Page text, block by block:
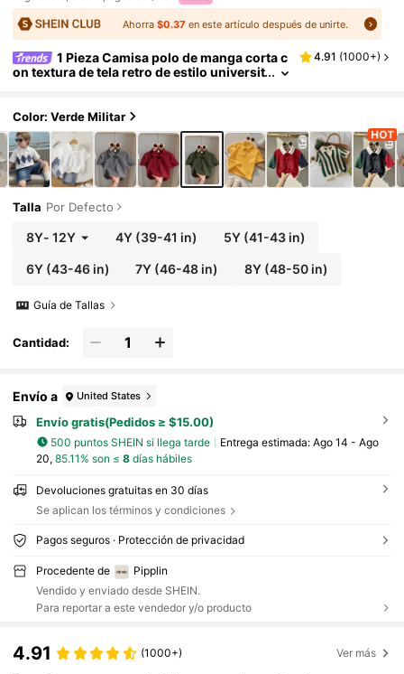
Ahorra $0.37 en este artículo después de unirte.
1 Pieza Camisa polo de manga corta c
on textura de tela retro de estilo universit
de noche, actuaciones, bodas, bautizos, cere
monias de apertura, adecuada para Oriente
Medio, uso diario, colegio, viajes, deportes, y
temporadas de primavera y verano
4.91 (1000+)
Color: Verde Militar
Talla Por Defecto
8Y- 12Y 4Y (39-41 in) 5Y (41-43 in)
6Y(43-46 in) 7Y (46-48 in) 8Y(48-50 in)
Guía de Tallas
Cantidad:
Envío a United States
Envío gratis(Pedidos ≥ $15.00)
500 puntos SHEIN si llega tarde Entrega estimada: Ago 14 - Ago
20, 85.11% son ≤ 8días hábiles
Devoluciones gratuitas en 30 días
Se aplican los términos y condiciones
Pagos seguros · Protección de privacidad
Procedente de
Pipplin
Vendido y enviado desde SHEIN.
Para reportar a este vendedor y/o producto
4.91 (1000+) Ver más